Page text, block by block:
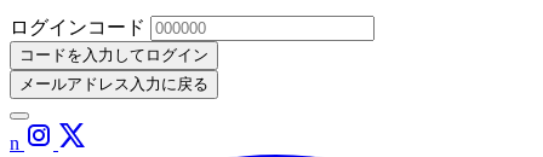
ログインコード
コードを入力してログイン
メールアドレス入力に戻る
n